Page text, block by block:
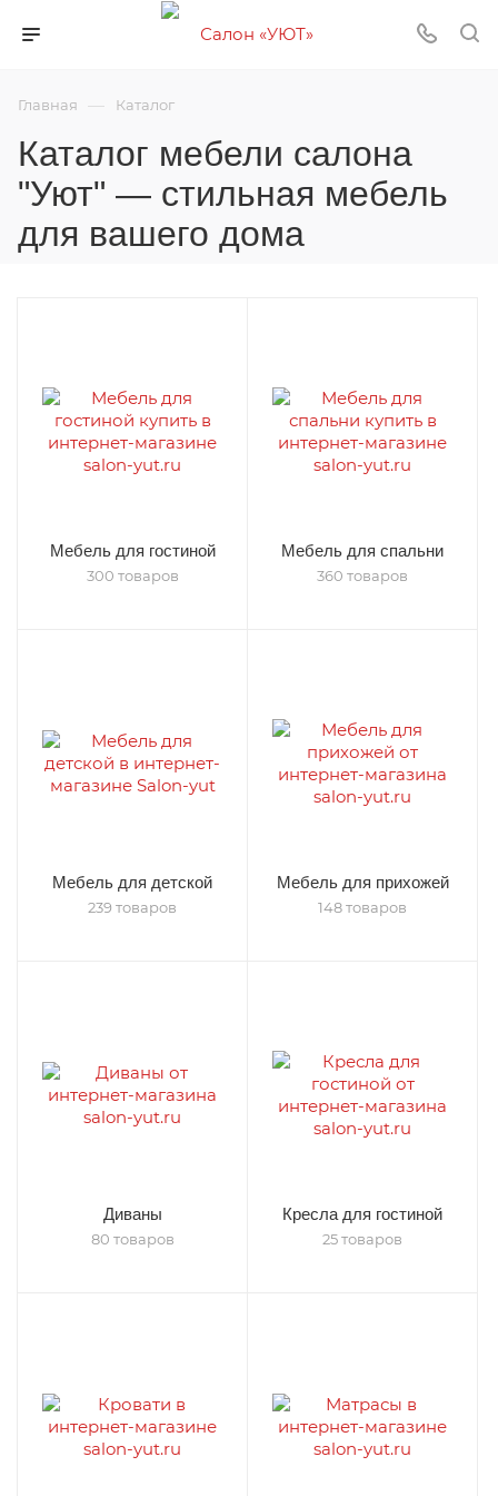
Главная — Каталог
Каталог мебели салона
"Уют" — стильная мебель
для вашего дома
Мебель для гостиной
300 товаров
Мебель для спальни
360 товаров
Мебель для детской
239 товаров
Мебель для прихожей
148 товаров
Диваны
80 товаров
Кресла для гостиной
25 товаров